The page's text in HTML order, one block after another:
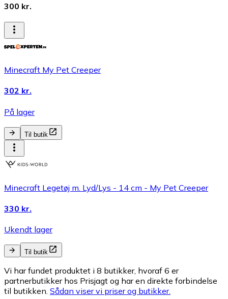
300 kr.
Minecraft My Pet Creeper
302 kr.
På lager
Til butik
Minecraft Legetøj m. Lyd/Lys - 14 cm - My Pet Creeper
330 kr.
Ukendt lager
Til butik
Vi har fundet produktet i 8 butikker, hvoraf 6 er
partnerbutikker hos Prisjagt og har en direkte forbindelse
til butikken. Sådan viser vi priser og butikker.